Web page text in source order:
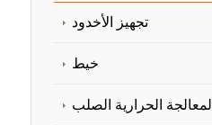
تجهيز الأخدود
خيط
المعالجة الحرارية الصلب